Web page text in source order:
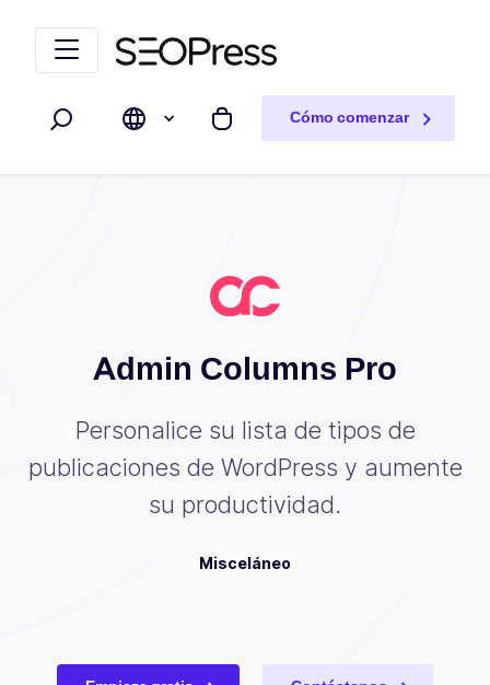
Buscar Mi carrito
Cómo comenzar
Admin Columns Pro
Personalice su lista de tipos de
publicaciones de WordPress y aumente
su productividad.
Misceláneo